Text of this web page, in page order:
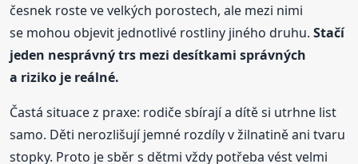
česnek roste ve velkých porostech, ale mezi nimi
se mohou objevit jednotlivé rostliny jiného druhu.Stačí
jeden nesprávný trs mezi desítkami správných
a riziko je reálné.
Častá situace z praxe: rodiče sbírají a dítě si utrhne list
samo. Děti nerozlišují jemné rozdíly v žilnatině ani tvaru
stopky. Proto je sběr s dětmi vždy potřeba vést velmi